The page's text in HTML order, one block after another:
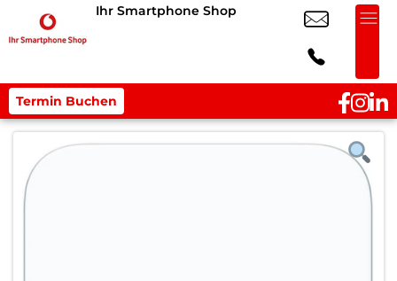
Ihr Smartphone Shop
Termin Buchen